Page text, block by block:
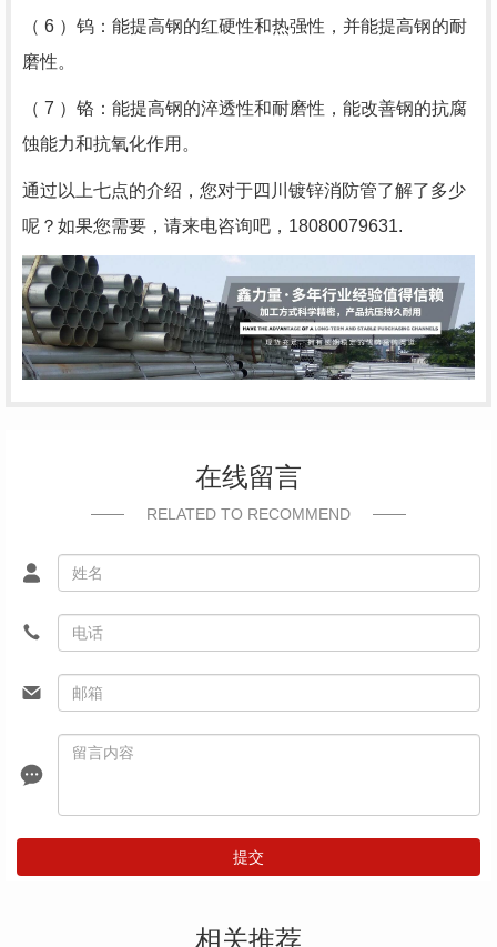
（ 6 ）钨：能提高钢的红硬性和热强性，并能提高钢的耐
磨性。
（ 7 ）铬：能提高钢的淬透性和耐磨性，能改善钢的抗腐
蚀能力和抗氧化作用。
通过以上七点的介绍，您对于四川镀锌消防管了解了多少
呢？如果您需要，请来电咨询吧，18080079631.
在线留言
RELATED TO RECOMMEND
提交
相关推荐